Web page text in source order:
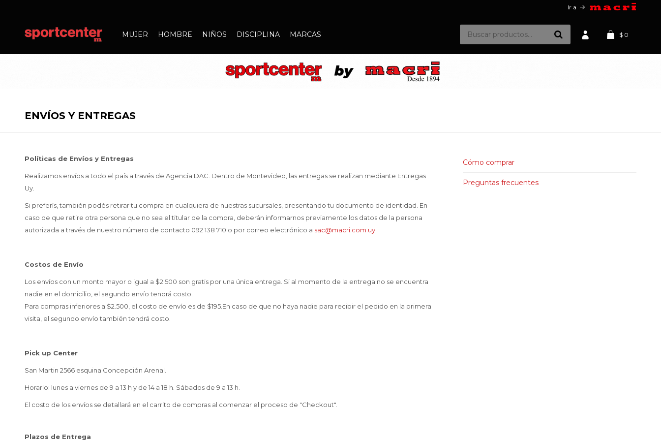
MUJER HOMBRE NIÑOS DISCIPLINA MARCAS $ 0
Ir a
ENVÍOS Y ENTREGAS
Políticas de Envíos y Entregas
Realizamos envíos a todo el país a través de Agencia DAC. Dentro de Montevideo, las entregas se realizan mediante Entregas
Uy.
Si preferís, también podés retirar tu compra en cualquiera de nuestras sucursales, presentando tu documento de identidad. En
caso de que retire otra persona que no sea el titular de la compra, deberán informarnos previamente los datos de la persona
autorizada a través de nuestro número de contacto 092 138 710 o por correo electrónico a sac@macri.com.uy
Costos de Envío
Los envíos con un monto mayor o igual a $2.500 son gratis por una única entrega. Si al momento de la entrega no se encuentra
nadie en el domicilio, el segundo envío tendrá costo.
Para compras inferiores a $2.500, el costo de envío es de $195.En caso de que no haya nadie para recibir el pedido en la primera
visita, el segundo envío también tendrá costo.
Pick up Center
San Martin 2566 esquina Concepción Arenal.
Horario: lunes a viernes de 9 a 13 h y de 14 a 18 h. Sábados de 9 a 13 h.
El costo de los envíos se detallará en el carrito de compras al comenzar el proceso de "Checkout".
Plazos de Entrega
Cómo comprar
Preguntas frecuentes